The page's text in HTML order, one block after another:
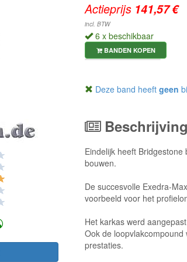
Actieprijs
incl. BTW
6 x beschikbaar
BANDEN KOPEN
Deze band heeftgeen
Beschrijving
Eindelijk heeft
bouwen.
De succesvolle Exedra-
voorbeeld voor het
Het karkas werd
Ook de
prestaties.